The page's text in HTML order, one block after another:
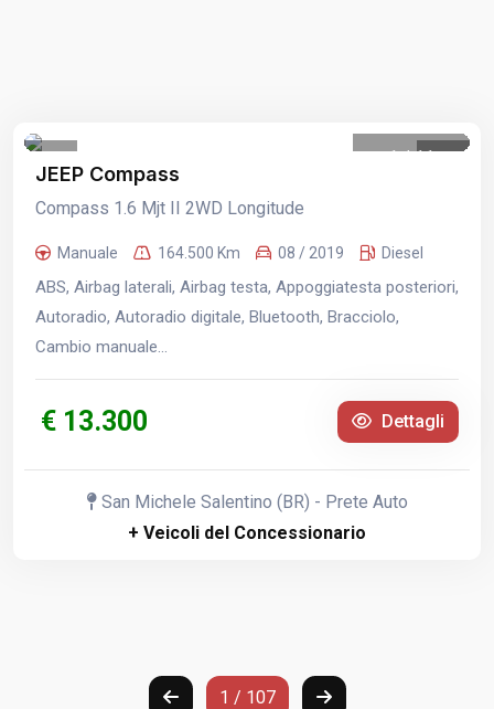
1 /11
JEEP Compass
Compass 1.6 Mjt II 2WD Longitude
Manuale 164.500 Km 08 / 2019 Diesel
ABS, Airbag laterali, Airbag testa, Appoggiatesta posteriori,
Autoradio, Autoradio digitale, Bluetooth, Bracciolo,
Cambio manuale...
€ 13.300 Dettagli
San Michele Salentino (BR) - Prete Auto
+ Veicoli del Concessionario
1 / 107